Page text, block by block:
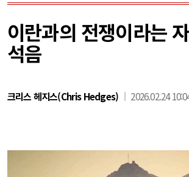
이란과의 전쟁이라는
석음
크리스 헤지스(Chris Hedges) 2026.02.24